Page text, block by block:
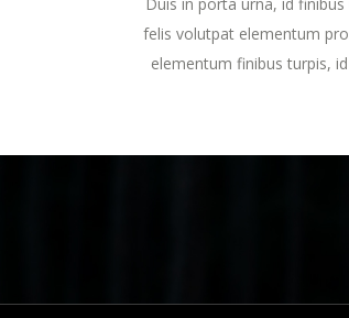
felis volutpat elementum
elementum finibus turpis,